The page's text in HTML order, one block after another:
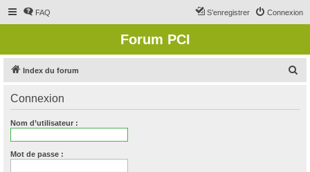
FAQ Connexion
S’enregistrer
Forum PCI
Index du forum
Connexion
Nom d’utilisateur :
Mot de passe :